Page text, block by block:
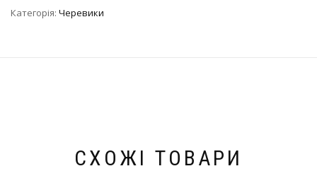
Категорія: Черевики
СХОЖІ ТОВАРИ